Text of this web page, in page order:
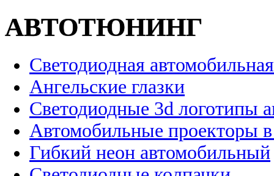
АВТОТЮНИНГ
Светодиодная
Ангельские глазки
Светодиодные 3d логотипы
Автомобильные проекторы
Гибкий неон автомобильный